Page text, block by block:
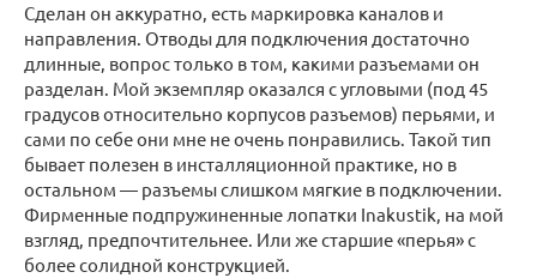
Сделан он аккуратно, есть маркировка каналов и
направления. Отводы для подключения достаточно
длинные, вопрос только в том, какими разъемами он
разделан. Мой экземпляр оказался с угловыми (под 45
градусов относительно корпусов разъемов) перьями, и
сами по себе они мне не очень понравились. Такой тип
бывает полезен в инсталляционной практике, но в
остальном — разъемы слишком мягкие в подключении.
Фирменные подпружиненные лопатки Inakustik, на мой
взгляд, предпочтительнее. Или же старшие «перья» с
более солидной конструкцией.